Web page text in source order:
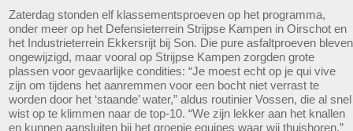
Zaterdag stonden elf klassementsproeven op het programma,
onder meer op het Defensieterrein Strijpse Kampen in Oirschot en
het Industrieterrein Ekkersrijt bij Son. Die pure asfaltproeven bleven
ongewijzigd, maar vooral op Strijpse Kampen zorgden grote
plassen voor gevaarlijke condities: “Je moest echt op je qui vive
zijn om tijdens het aanremmen voor een bocht niet verrast te
worden door het ‘staande’ water,” aldus routinier Vossen, die al snel
wist op te klimmen naar de top-10. “We zijn lekker aan het knallen
en kunnen aansluiten bij het groepje equipes waar wij thuishoren,”